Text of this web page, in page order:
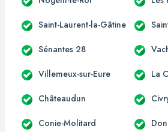
Saint-Laurent-la-Gâtine
Sénantes 28
Villemeux-sur-Eure La
Châteaudun
Conie-Molitard